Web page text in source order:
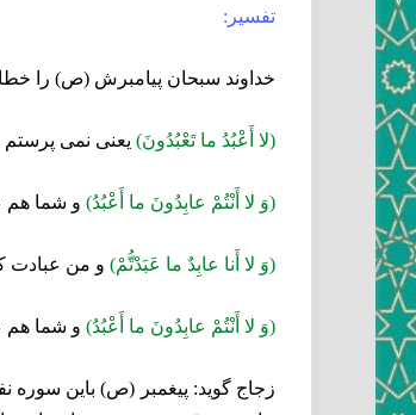
تفسير:
خداوند سبحان پيامبرش (ص) را
(لا أَعْبُدُ ما تَعْبُدُونَ)يعنى نمى ‏پرستم
(وَ لا أَنْتُمْ عابِدُونَ ما أَعْبُدُ)و شما هم
(وَ لا أَنا عابِدٌ ما عَبَدْتُّمْ)و من عبادت
(وَ لا أَنْتُمْ عابِدُونَ ما أَعْبُدُ)و شما هم
زجاج گويد: پيغمبر (ص) باين سوره